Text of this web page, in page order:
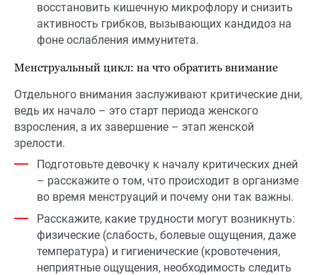
восстановить кишечную микрофлору и снизить
активность грибков, вызывающих кандидоз на
фоне ослабления иммунитета.
Менструальный цикл: на что обратить внимание
Отдельного внимания заслуживают критические дни,
ведь их начало – это старт периода женского
взросления, а их завершение – этап женской
зрелости.
Подготовьте девочку к началу критических дней
– расскажите о том, что происходит в организме
во время менструаций и почему они так важны.
Расскажите, какие трудности могут возникнуть:
физические (слабость, болевые ощущения, даже
температура) и гигиенические (кровотечения,
неприятные ощущения, необходимость следить